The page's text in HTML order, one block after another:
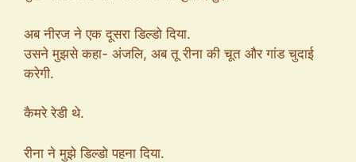
अब नीरज ने एक दूसरा डिल्डो दिया.
उसने मुझसे कहा- अंजलि, अब तू रीना की चूत और गांड चुदाई
करेगी.
कैमरे रेडी थे.
रीना ने मुझे डिल्डो पहना दिया.